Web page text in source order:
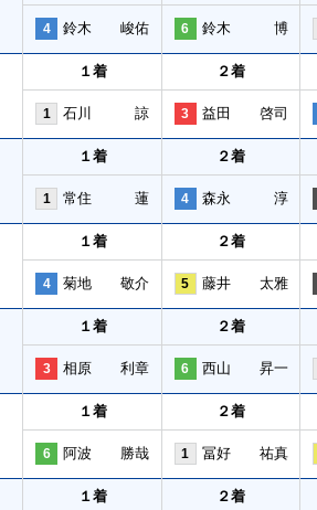
4 鈴木 峻佑 6 鈴木 博
１着 ２着
1 石川 諒 3 益田 啓司
１着 ２着
1 常住 蓮 4 森永 淳
１着 ２着
4 菊地 敬介 5 藤井 太雅
１着 ２着
3 相原 利章 6 西山 昇一
１着 ２着
6 阿波 勝哉 1 冨好 祐真
１着 ２着